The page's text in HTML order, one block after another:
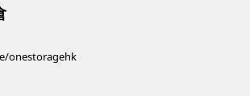
onestoragehk